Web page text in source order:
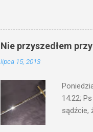
swoje pole, drugi do
gniewem. Posłał swe
wprawdzie jest gotowa,
których spotkacie. Słudzy
biesiadnikami. Wszedł król,
Nie przyszedłem
lipca 15, 2013
14.22;
sądźcie,